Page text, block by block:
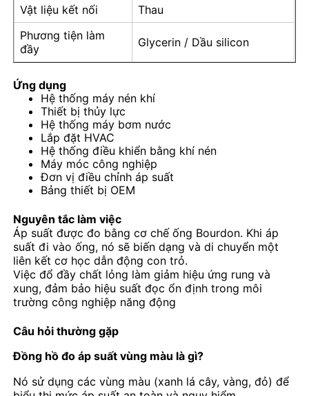
Máy đo áp suất đầy chất lỏng
Máy đo áp suất tiếp xúc điện
Bộ kiểm tra áp suất
đồng hồ đo áp suất khô
Máy đo áp suất nhỏ
Đồng hồ đo áp suất kỹ thuật số
Đồng hồ đo áp suất tiện ích
Các loại máy đo áp suất
Vật liệu kết nối
Thau
Phương tiện làm
đầy
Glycerin / Dầu silicon
Ứng dụng
Hệ thống máy nén khí
Thiết bị thủy lực
Hệ thống máy bơm nước
Lắp đặt HVAC
Hệ thống điều khiển bằng khí nén
Máy móc công nghiệp
Đơn vị điều chỉnh áp suất
Bảng thiết bị OEM
Nguyên tắc làm việc
Áp suất được đo bằng cơ chế ống Bourdon. Khi áp
suất đi vào ống, nó sẽ biến dạng và di chuyển một
liên kết cơ học dẫn động con trỏ.
Việc đổ đầy chất lỏng làm giảm hiệu ứng rung và
xung, đảm bảo hiệu suất đọc ổn định trong môi
trường công nghiệp năng động
Câu hỏi thường gặp
Đồng hồ đo áp suất vùng màu là gì?
Nó sử dụng các vùng màu (xanh lá cây, vàng, đỏ) để